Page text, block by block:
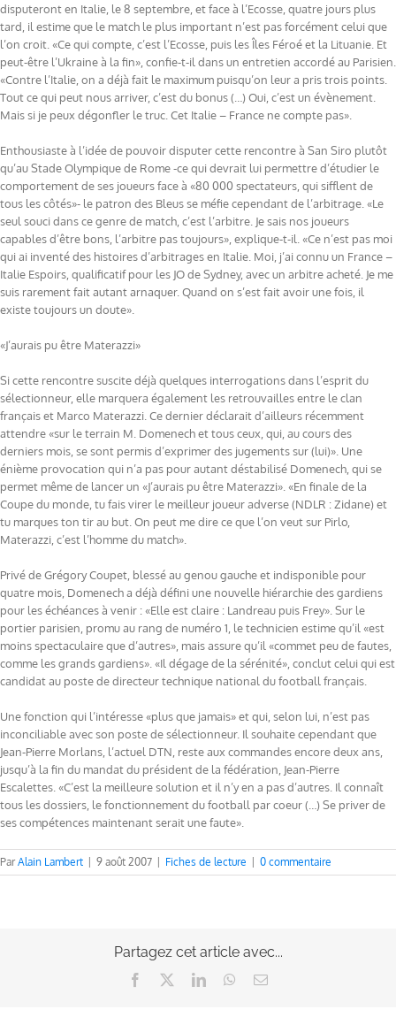
disputeront en Italie, le 8 septembre, et face à l’Ecosse, quatre jours plus
tard, il estime que le match le plus important n’est pas forcément celui que
l’on croit. «Ce qui compte, c’est l’Ecosse, puis les Îles Féroé et la Lituanie. Et
peut-être l’Ukraine à la fin», confie-t-il dans un entretien accordé au Parisien.
«Contre l’Italie, on a déjà fait le maximum puisqu’on leur a pris trois points.
Tout ce qui peut nous arriver, c’est du bonus (…) Oui, c’est un évènement.
Mais si je peux dégonfler le truc. Cet Italie – France ne compte pas».
Enthousiaste à l’idée de pouvoir disputer cette rencontre à San Siro plutôt
qu’au Stade Olympique de Rome -ce qui devrait lui permettre d’étudier le
comportement de ses joueurs face à «80 000 spectateurs, qui sifflent de
tous les côtés»- le patron des Bleus se méfie cependant de l’arbitrage. «Le
seul souci dans ce genre de match, c’est l’arbitre. Je sais nos joueurs
capables d’être bons, l’arbitre pas toujours», explique-t-il. «Ce n’est pas moi
qui ai inventé des histoires d’arbitrages en Italie. Moi, j’ai connu un France –
Italie Espoirs, qualificatif pour les JO de Sydney, avec un arbitre acheté. Je me
suis rarement fait autant arnaquer. Quand on s’est fait avoir une fois, il
existe toujours un doute».
«J’aurais pu être Materazzi»
Si cette rencontre suscite déjà quelques interrogations dans l’esprit du
sélectionneur, elle marquera également les retrouvailles entre le clan
français et Marco Materazzi. Ce dernier déclarait d’ailleurs récemment
attendre «sur le terrain M. Domenech et tous ceux, qui, au cours des
derniers mois, se sont permis d’exprimer des jugements sur (lui)». Une
énième provocation qui n’a pas pour autant déstabilisé Domenech, qui se
permet même de lancer un «J’aurais pu être Materazzi». «En finale de la
Coupe du monde, tu fais virer le meilleur joueur adverse (NDLR : Zidane) et
tu marques ton tir au but. On peut me dire ce que l’on veut sur Pirlo,
Materazzi, c’est l’homme du match».
Privé de Grégory Coupet, blessé au genou gauche et indisponible pour
quatre mois, Domenech a déjà défini une nouvelle hiérarchie des gardiens
pour les échéances à venir : «Elle est claire : Landreau puis Frey». Sur le
portier parisien, promu au rang de numéro 1, le technicien estime qu’il «est
moins spectaculaire que d’autres», mais assure qu’il «commet peu de fautes,
comme les grands gardiens». «Il dégage de la sérénité», conclut celui qui est
candidat au poste de directeur technique national du football français.
Une fonction qui l’intéresse «plus que jamais» et qui, selon lui, n’est pas
inconciliable avec son poste de sélectionneur. Il souhaite cependant que
Jean-Pierre Morlans, l’actuel DTN, reste aux commandes encore deux ans,
jusqu’à la fin du mandat du président de la fédération, Jean-Pierre
Escalettes. «C’est la meilleure solution et il n’y en a pas d’autres. Il connaît
tous les dossiers, le fonctionnement du football par coeur (…) Se priver de
ses compétences maintenant serait une faute».
ParAlain Lambert 9 août 2007 Fiches de lecture 0 commentaire
Partagez cet article avec...
Facebook LinkedInWhatsApp
Email